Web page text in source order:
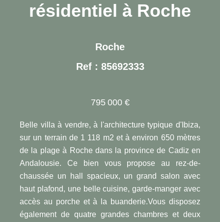
résidentiel à Roche
Roche
Ref : 85692333
795 000 €
Belle villa à vendre, à l'architecture typique d'Ibiza,
sur un terrain de 1 118 m2 et à environ 650 mètres
de la plage à Roche dans la province de Cadiz en
Andalousie. Ce bien vous propose au rez-de-
chaussée un hall spacieux, un grand salon avec
haut plafond, une belle cuisine, garde-manger avec
accès au porche et à la buanderie.Vous disposez
également de quatre grandes chambres et deux